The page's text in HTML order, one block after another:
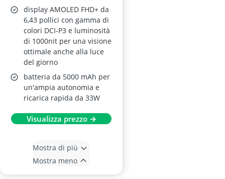
display AMOLED FHD+ da
6,43 pollici con gamma di
colori DCI-P3 e luminosità
di 1000nit per una visione
ottimale anche alla luce
del giorno
batteria da 5000 mAh per
un'ampia autonomia e
ricarica rapida da 33W
Visualizza prezzo →
Mostra di più
Mostra meno